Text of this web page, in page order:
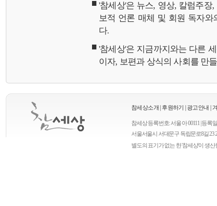
'참세상'은 뉴스, 영상, 칼럼주
보적 언론 매체 및 회원 독자와
다.
'참세상'은 지금까지와는 다른
이자, 보편과 상식의 사회를 만
참세상소개 후원하기 광고안내
참세상 등록번호: 서울 아 00111 | 등록
서울서울시 서대문구 독립문로8길 23
별도의 표기가 없는 한 '참세상'이 생